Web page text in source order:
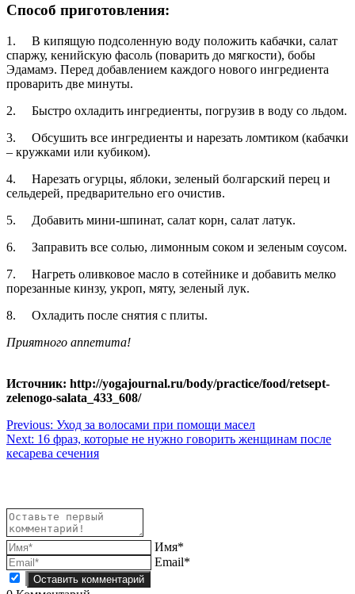
Способ приготовления:
1. В кипящую подсоленную воду положить кабачки, салат
спаржу, кенийскую фасоль (поварить до мягкости), бобы
Эдамамэ. Перед добавлением каждого нового ингредиента
проварить две минуты.
2. Быстро охладить ингредиенты, погрузив в воду со льдом.
3. Обсушить все ингредиенты и нарезать ломтиком (кабачки
– кружками или кубиком).
4. Нарезать огурцы, яблоки, зеленый болгарский перец и
сельдерей, предварительно его очистив.
5. Добавить мини-шпинат, салат корн, салат латук.
6. Заправить все солью, лимонным соком и зеленым соусом.
7. Нагреть оливковое масло в сотейнике и добавить мелко
порезанные кинзу, укроп, мяту, зеленый лук.
8. Охладить после снятия с плиты.
Приятного аппетита!
Источник: http://yogajournal.ru/body/practice/food/retsept-
zelenogo-salata_433_608/
Навигация
по
Previous: Уход за волосами при помощи масел
Next: 16 фраз, которые не нужно говорить женщинам после
кесарева сечения
Имя*
Email*